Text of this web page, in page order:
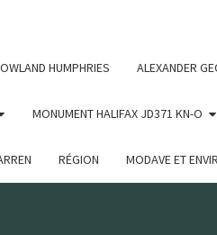
HUMPHRIES ALEXANDER
MONUMENT HALIFAX JD371 KN-O
RÉGION MODAVE ET